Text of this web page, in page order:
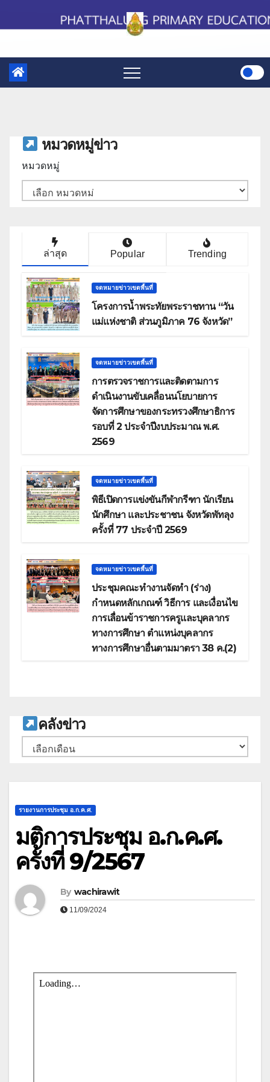
หมวดหมู่ข่าว
หมวดหมู่
ล่าสุด Popular Trending
จดหมายข่าวเขตพื้นที่
โครงการน้ำพระทัยพระราชทาน “วัน
แม่แห่งชาติ ส่วนภูมิภาค 76 จังหวัด”
จดหมายข่าวเขตพื้นที่
การตรวจราชการและติดตามการ
ดำเนินงานขับเคลื่อนนโยบายการ
จัดการศึกษาของกระทรวงศึกษาธิการ
รอบที่ 2 ประจำปีงบประมาณ พ.ศ.
2569
จดหมายข่าวเขตพื้นที่
พิธีเปิดการแข่งขันกีฬากรีฑา นักเรียน
นักศึกษา และประชาชน จังหวัดพัทลุง
ครั้งที่ 77 ประจำปี 2569
จดหมายข่าวเขตพื้นที่
ประชุมคณะทำงานจัดทำ (ร่าง)
กำหนดหลักเกณฑ์ วิธีการ และเงื่อนไข
การเลื่อนข้าราชการครูและบุคลากร
ทางการศึกษา ตำแหน่งบุคลากร
ทางการศึกษาอื่นตามมาตรา 38 ค.(2)
คลังข่าว
คลัง
รายงานการประชุม อ.ก.ค.ศ.
มติการประชุม อ.ก.ค.ศ.
ครั้งที่ 9/2567
By wachirawit
11/09/2024